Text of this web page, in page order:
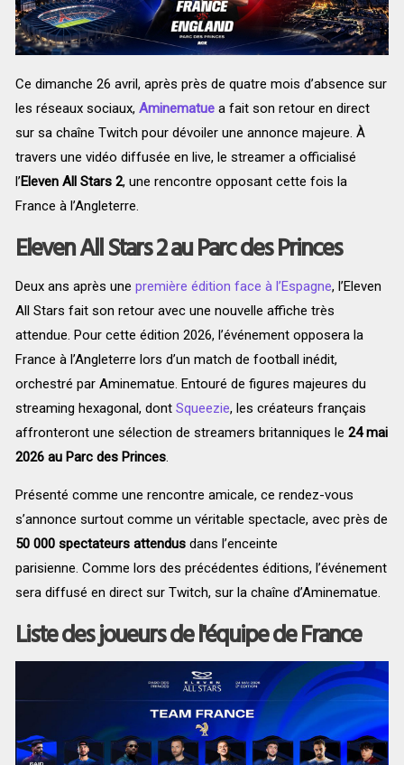
Ce dimanche 26 avril, après près de quatre mois d’absence sur
les réseaux sociaux, Aminematue a fait son retour en direct
sur sa chaîne Twitch pour dévoiler une annonce majeure. À
travers une vidéo diffusée en live, le streamer a officialisé
l’Eleven All Stars 2, une rencontre opposant cette fois la
France à l’Angleterre.
ElevenAllStars2 au Parc des Princes
Deux ans après une première édition face à l’Espagne, l’Eleven
All Stars fait son retour avec une nouvelle affiche très
attendue. Pour cette édition 2026, l’événement opposera la
France à l’Angleterre lors d’un match de football inédit,
orchestré par Aminematue. Entouré de figures majeures du
streaming hexagonal, dont Squeezie, les créateurs français
affronteront une sélection de streamers britanniques le 24 mai
2026 au Parc des Princes.
Présenté comme une rencontre amicale, ce rendez-vous
s’annonce surtout comme un véritable spectacle, avec près de
50 000 spectateurs attendusdans l’enceinte
parisienne. Comme lors des précédentes éditions, l’événement
sera diffusé en direct sur Twitch, sur la chaîne d’Aminematue.
Liste des joueurs de l'équipe de France